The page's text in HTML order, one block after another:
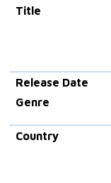
Title
Release Date
Genre
Country